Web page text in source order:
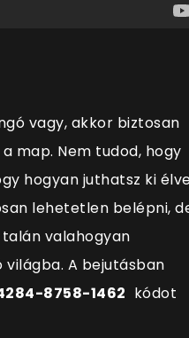
vagy, akkor biztosan
map. Nem tudod, hogy
hogyan juthatsz ki
lehetetlen belépni,
valahogyan
világba. A bejutásban
8758-1462 kódot